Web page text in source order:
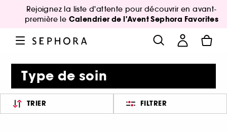
Rejoignez la liste d'attente pour découvrir en avant-
première le Calendrier de l'Avent Sephora Favorites
Type de soin
TRIER FILTRER